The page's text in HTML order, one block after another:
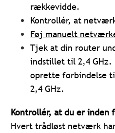
rækkevidde.
Kontrollér, at
Føj manuelt
Tjek at din router
indstillet til 2,4 GHz.
oprette forbindelse
2,4 GHz.
Kontrollér, at du er
Hvert trådløst netværk